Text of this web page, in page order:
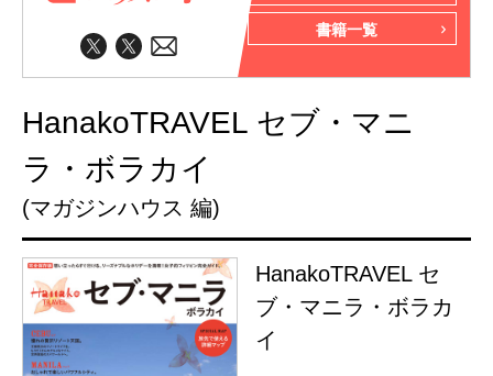
書籍一覧
HanakoTRAVEL セブ・マニ
ラ・ボラカイ
(マガジンハウス 編)
HanakoTRAVEL セ
ブ・マニラ・ボラカ
イ